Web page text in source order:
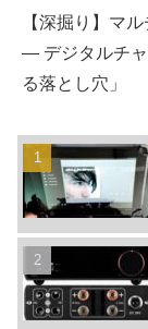
【深掘り】マ
— デジタルチ
る落とし穴」